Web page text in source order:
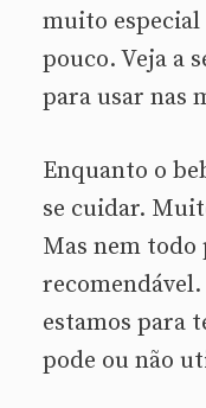
muito especial
pouco. Veja a
para usar nas
Enquanto o
se cuidar.
Mas nem
estamos para
pode ou não